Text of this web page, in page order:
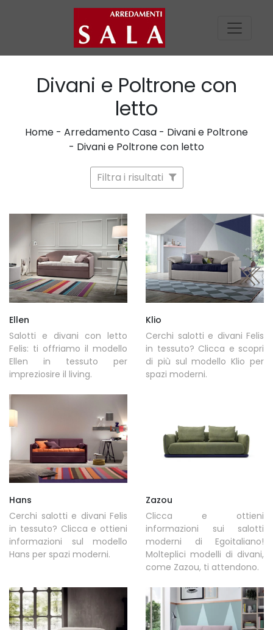
Divani e Poltrone con
letto
Home - Arredamento Casa - Divani e Poltrone
- Divani e Poltrone con letto
Filtra i risultati
Ellen
Salotti e divani con letto
Felis: ti offriamo il modello
Ellen in tessuto per
impreziosire il living.
Klio
Cerchi salotti e divani Felis
in tessuto? Clicca e scopri
di più sul modello Klio per
spazi moderni.
Hans
Cerchi salotti e divani Felis
in tessuto? Clicca e ottieni
informazioni sul modello
Hans per spazi moderni.
Zazou
Clicca e ottieni
informazioni sui salotti
moderni di Egoitaliano!
Molteplici modelli di divani,
come Zazou, ti attendono.